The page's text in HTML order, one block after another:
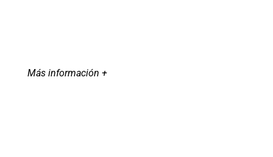
Más información +